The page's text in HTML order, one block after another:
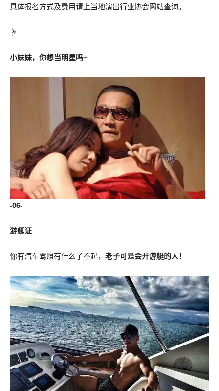
具体报名方式及费用请上当地演出行业协会网站查询。
☟
小妹妹，你想当明星吗~
-06-
游艇证
你有汽车驾照有什么了不起， 老子可是会开游艇的人！